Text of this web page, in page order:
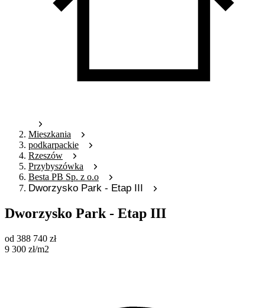
Mieszkania
podkarpackie
Rzeszów
Przybyszówka
Besta PB Sp. z o.o
Dworzysko Park - Etap III
Dworzysko Park - Etap III
od 388 740 zł
9 300 zł/m2